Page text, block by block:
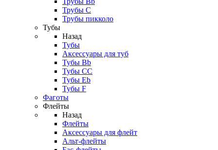
Трубы C
Трубы пикколо
Тубы
Назад
Тубы
Аксессуары для туб
Тубы Bb
Тубы CC
Тубы Eb
Тубы F
Фаготы
Флейты
Назад
Флейты
Аксессуары для флейт
Альт-флейты